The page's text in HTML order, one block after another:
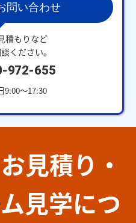
問い合わせ
積もりなど
ください。
972-655
9:00～17:30
見積り・
見学につ